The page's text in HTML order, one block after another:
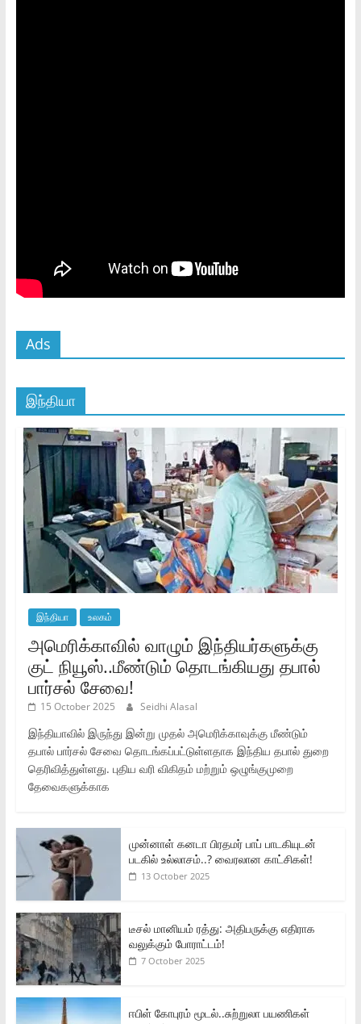
Ads
இந்தியா
இந்தியா உலகம்
அமெரிக்காவில் வாழும் இந்தியர்களுக்கு
குட் நியூஸ்..மீண்டும் தொடங்கியது தபால்
பார்சல் சேவை!
15 October 2025 Seidhi Alasal
இந்தியாவில் இருந்து இன்று முதல் அமெரிக்காவுக்கு மீண்டும்
தபால் பார்சல் சேவை தொடங்கப்பட்டுள்ளதாக இந்திய தபால் துறை
தெரிவித்துள்ளது. புதிய வரி விகிதம் மற்றும் ஒழுங்குமுறை
தேவைகளுக்காக
முன்னாள் கனடா பிரதமர் பாப் பாடகியுடன்
படகில் உல்லாசம்..? வைரலான காட்சிகள்!
13 October 2025
டீசல் மானியம் ரத்து: அதிபருக்கு எதிராக
வலுக்கும் போராட்டம்!
7 October 2025
ஈபிள் கோபுரம் மூடல்..சுற்றுலா பயணிகள்